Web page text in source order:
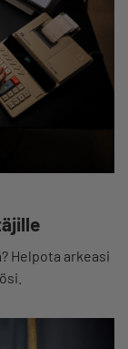
Helpota arkeasi